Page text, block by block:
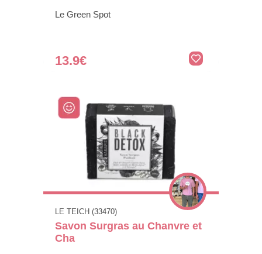
Le Green Spot
13.9€
LE TEICH (33470)
Savon Surgras au Chanvre et
Cha